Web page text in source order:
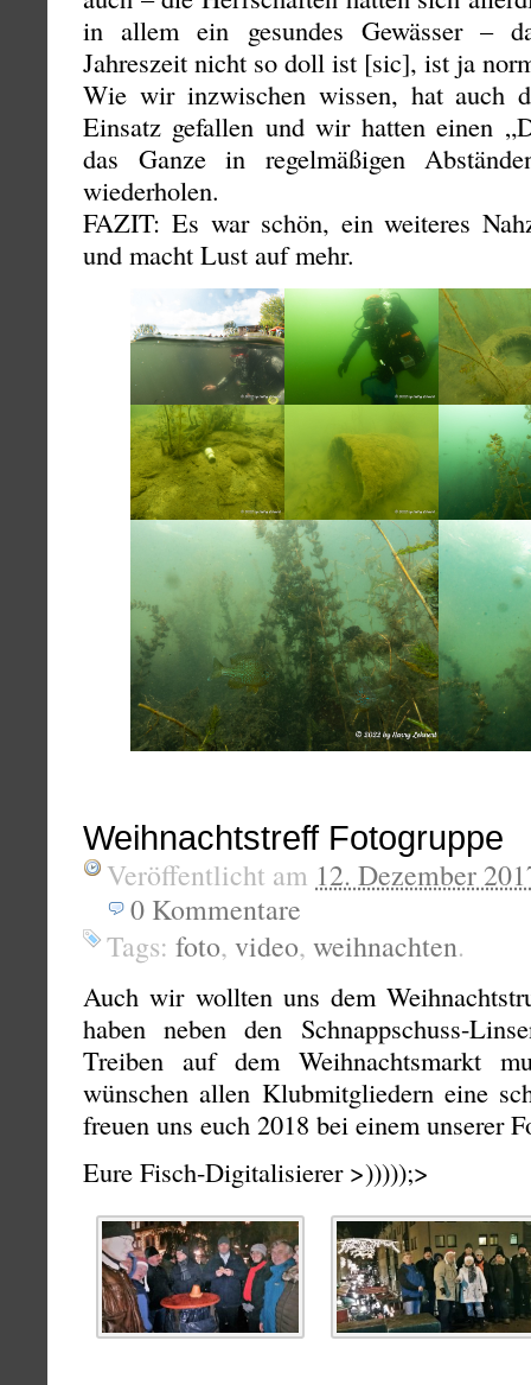
in allem ein gesundes Gewässer –
Jahreszeit nicht so doll ist [sic], ist ja
Wie wir inzwischen wissen, hat auch
Einsatz gefallen und wir hatten einen
das Ganze in regelmäßigen
wiederholen.
FAZIT: Es war schön, ein weiteres
und macht Lust auf mehr.
Weihnachtstreff Fotogruppe
Veröffentlicht am 12. Dezember
0 Kommentare
Tags: foto, video, weihnachten.
Auch wir wollten uns dem
haben neben den Schnappschuss-
Treiben auf dem Weihnachtsmarkt
wünschen allen Klubmitgliedern eine
freuen uns euch 2018 bei einem unserer
Eure Fisch-Digitalisierer >)))));>